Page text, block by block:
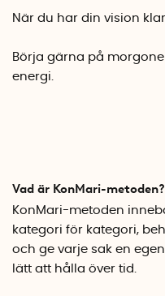
När du har din vision
Börja gärna på
energi.
Vad är KonMari-metoden?
KonMari-metoden
kategori för kategori,
och ge varje sak en
lätt att hålla över tid.